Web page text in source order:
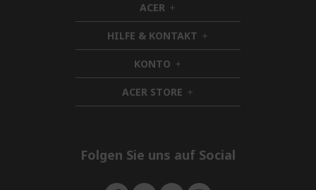
ACER h
i
d
d
e
n
HILFE & KONTAKT h
i
d
n
KONTO h
i
d
d
ACER STORE h
i
e
Folgen Sie uns auf Social